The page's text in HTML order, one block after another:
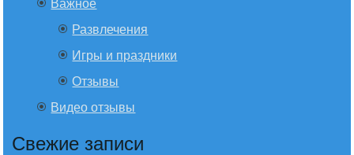
Важное
Развлечения
Игры и праздники
Отзывы
Видео отзывы
Свежие записи